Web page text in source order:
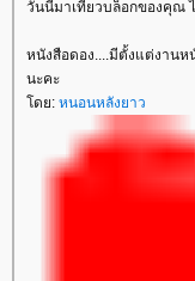
วันนี้มาเที่ยวบล็อกของคุณ
หนังสือดอง....มีตั้งแต่งานห
นะคะ
ดย: หนอนหลังยาว